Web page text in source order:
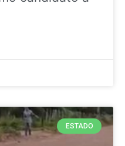
ESTADO